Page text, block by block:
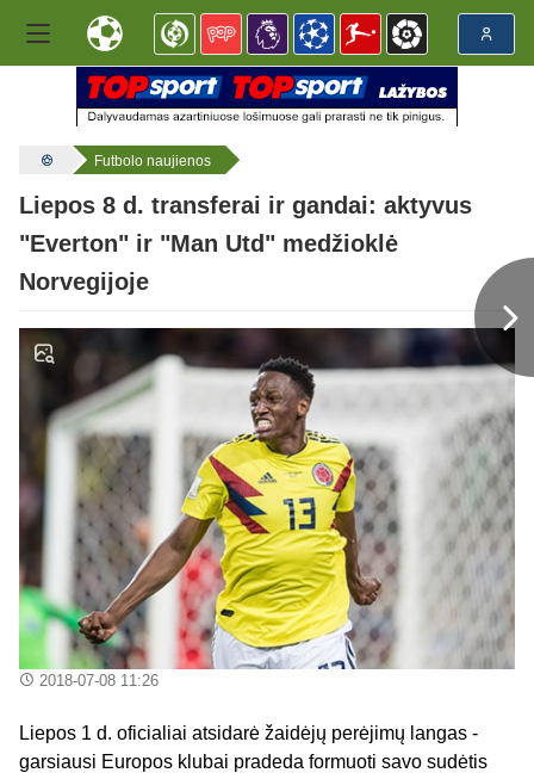
Futbolo naujienos
Liepos 8 d. transferai ir gandai: aktyvus
"Everton" ir "Man Utd" medžioklė
Norvegijoje
2018-07-08 11:26
Liepos 1 d. oficialiai atsidarė žaidėjų perėjimų langas -
garsiausi Europos klubai pradeda formuoti savo sudėtis